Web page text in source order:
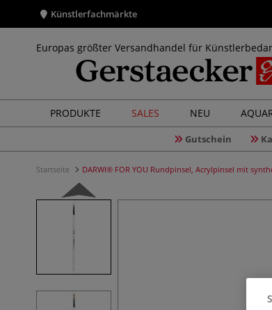
Künstlerfachmärkte
Europas größter Versandhandel für
PRODUKTE SALES NEU
Gutschein
Startseite DARWI® FOR YOU Rundpinsel, Acrylpinsel mit